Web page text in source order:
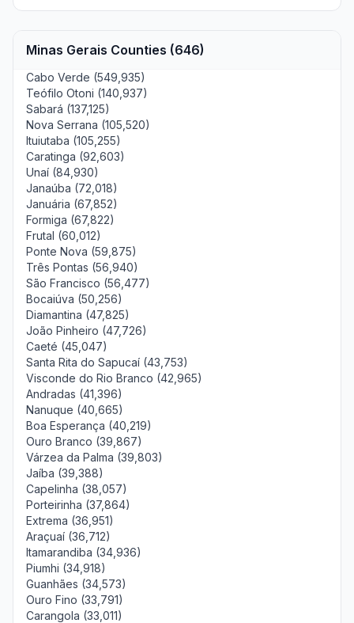
Minas Gerais Counties (646)
Cabo Verde (549,935)
Teófilo Otoni (140,937)
Sabará (137,125)
Nova Serrana (105,520)
Ituiutaba (105,255)
Caratinga (92,603)
Unaí (84,930)
Janaúba (72,018)
Januária (67,852)
Formiga (67,822)
Frutal (60,012)
Ponte Nova (59,875)
Três Pontas (56,940)
São Francisco (56,477)
Bocaiúva (50,256)
Diamantina (47,825)
João Pinheiro (47,726)
Caeté (45,047)
Santa Rita do Sapucaí (43,753)
Visconde do Rio Branco (42,965)
Andradas (41,396)
Nanuque (40,665)
Boa Esperança (40,219)
Ouro Branco (39,867)
Várzea da Palma (39,803)
Jaíba (39,388)
Capelinha (38,057)
Porteirinha (37,864)
Extrema (36,951)
Araçuaí (36,712)
Itamarandiba (34,936)
Piumhi (34,918)
Guanhães (34,573)
Ouro Fino (33,791)
Carangola (33,011)